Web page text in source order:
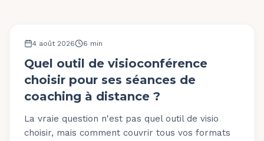
OUTILS ET PLATEFORME
4 août 2026 6 min
Quel outil de visioconférence
choisir pour ses séances de
coaching à distance ?
La vraie question n'est pas quel outil de visio
choisir, mais comment couvrir tous vos formats